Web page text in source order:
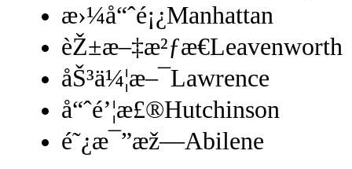
æ›¼å“ˆé¡¿Manhattan
èŽ±æ–‡æ²ƒæ€Leavenworth
åŠ³ä¼¦æ–¯Lawrence
å“ˆé’¦æ£®Hutchinson
é˜¿æ¯”æž—Abilene